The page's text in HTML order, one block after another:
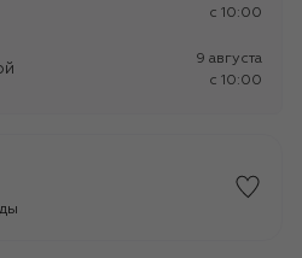
c 10:00
9 августа
c 10:00